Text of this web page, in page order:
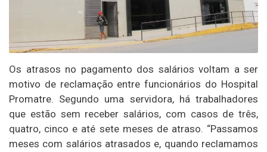
Os atrasos no pagamento dos salários voltam a ser
motivo de reclamação entre funcionários do Hospital
Promatre. Segundo uma servidora, há trabalhadores
que estão sem receber salários, com casos de três,
quatro, cinco e até sete meses de atraso. “Passamos
meses com salários atrasados e, quando reclamamos